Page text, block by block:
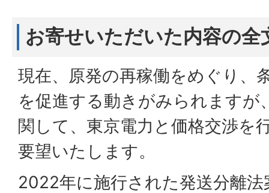
お寄せいただいた内容の全
現在、原発の再稼働をめぐり、
を促進する動きがみられますが
関して、東京電力と価格交渉を
要望いたします。
2022年に施行された発送分離